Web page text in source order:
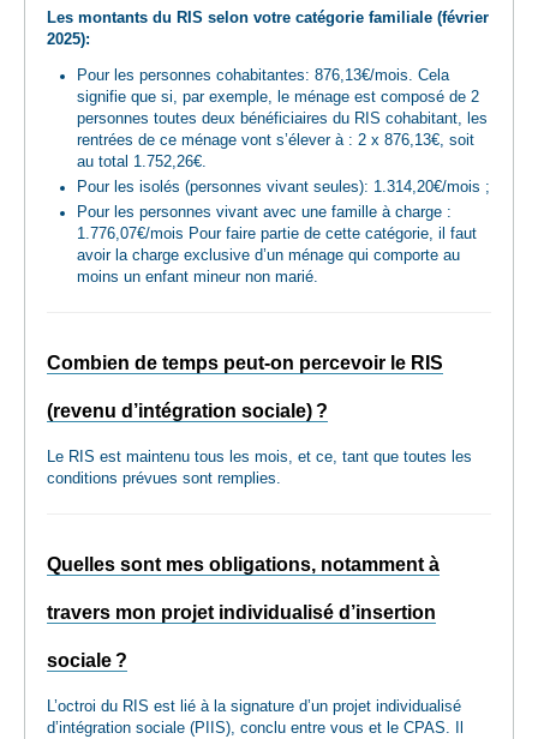
Les montants du RIS selon votre catégorie familiale (février
2025):
Pour les personnes cohabitantes: 876,13€/mois. Cela
signifie que si, par exemple, le ménage est composé de 2
personnes toutes deux bénéficiaires du RIS cohabitant, les
rentrées de ce ménage vont s’élever à : 2 x 876,13€, soit
au total 1.752,26€.
Pour les isolés (personnes vivant seules): 1.314,20€/mois ;
Pour les personnes vivant avec une famille à charge :
1.776,07€/mois Pour faire partie de cette catégorie, il faut
avoir la charge exclusive d’un ménage qui comporte au
moins un enfant mineur non marié.
Combien de temps peut-on percevoir le RIS
(revenu d’intégration sociale) ?
Le RIS est maintenu tous les mois, et ce, tant que toutes les
conditions prévues sont remplies.
Quelles sont mes obligations, notamment à
travers mon projet individualisé d’insertion
sociale ?
L’octroi du RIS est lié à la signature d’un projet individualisé
d’intégration sociale (PIIS), conclu entre vous et le CPAS. Il